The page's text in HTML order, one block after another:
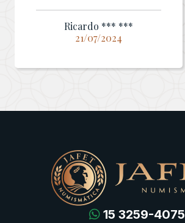
Ricardo *** ***
21/07/2024
15 3259-4075